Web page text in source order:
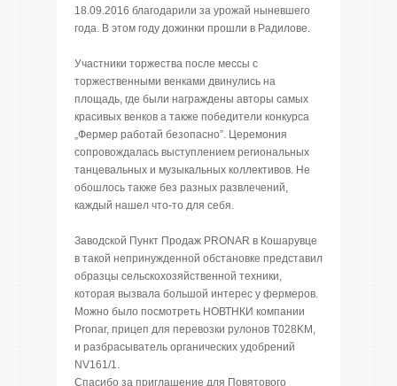
18.09.2016 благодарили за урожай ныневшего
года. В этом году дожинки прошли в Радилове.
Участники торжества после мессы с
торжественными венками двинулись на
площадь, где были награждены авторы самых
красивых венков а также победители конкурса
„Фермер работай безопасно”. Церемония
сопровождалась выступлением региональных
танцевальных и музыкальных коллективов. Не
обошлось также без разных развлечений,
каждый нашел что-то для себя.
Заводской Пункт Продаж PRONAR в Кошарувце
в такой непринужденной обстановке представил
образцы сельскохозяйственной техники,
которая вызвала большой интерес у фермеров.
Можно было посмотреть НОВТНКИ компании
Pronar, прицеп для перевозки рулонов T028KM,
и разбрасыватель органических удобрений
NV161/1.
Спасибо за приглашение для Повятового